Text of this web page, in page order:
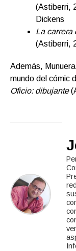
(Astiberri,
Dickens
La carrera
(Astiberri,
Además,
mundo del cómic
Oficio: dibujante